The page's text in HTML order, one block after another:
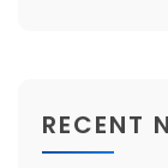
RECENT